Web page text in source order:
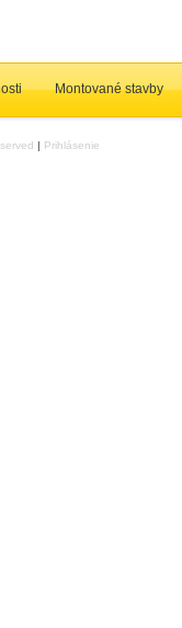
Montované stavby
| Prihlásenie